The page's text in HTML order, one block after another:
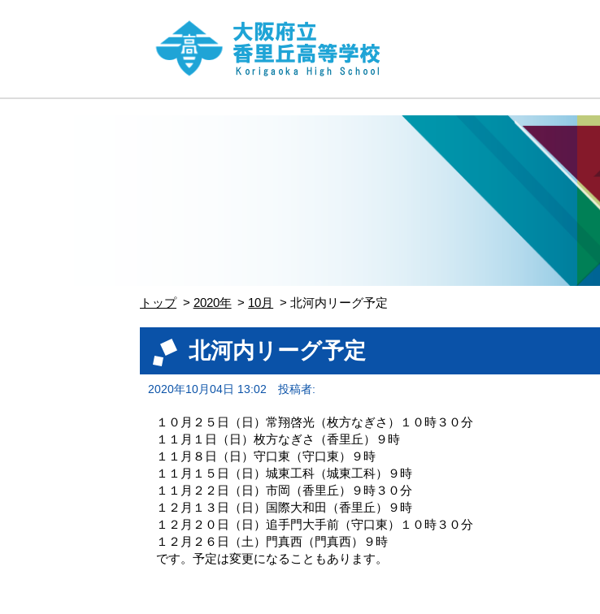
トップ 2020年 10月 北河内リーグ予定
北河内リーグ予定
2020年10月04日 13:02 投稿者:
１０月２５日（日）常翔啓光（枚方なぎさ）１０時３０分
１１月１日（日）枚方なぎさ（香里丘）９時
１１月８日（日）守口東（守口東）９時
１１月１５日（日）城東工科（城東工科）９時
１１月２２日（日）市岡（香里丘）９時３０分
１２月１３日（日）国際大和田（香里丘）９時
１２月２０日（日）追手門大手前（守口東）１０時３０分
１２月２６日（土）門真西（門真西）９時
です。予定は変更になることもあります。